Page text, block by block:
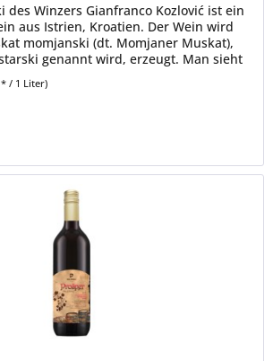
des Winzers Gianfranco Kozlović ist ein
aus Istrien, Kroatien. Der Wein wird
momjanski (dt. Momjaner Muskat),
genannt wird, erzeugt. Man sieht
* / 1 Liter)